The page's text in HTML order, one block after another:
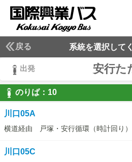
戻る 系統を選択して
出発 安行た
のりば： 10
10
川口05A
横道経由 戸塚・安行循環（時計回り）
川口05C